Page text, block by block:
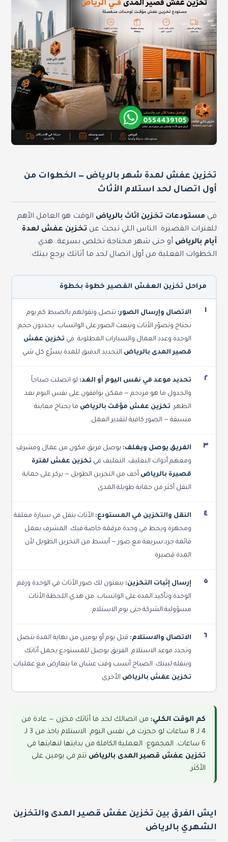
تخزين عفش لمدة شهر بالرياض — الخطوات من
أول اتصال لحد استلام الأثاث
في مستودعات تخزين اثاث بالرياض الوقت هو العامل الأهم
للفترات القصيرة. الناس اللي تبحث عن تخزين عفش لعدة
أيام بالرياض أو حتى شهر محتاجة تخلص بسرعة. هذي
الخطوات الفعلية من أول اتصال لحد ما أثاثك يرجع بيتك:
مراحل تخزين العفش القصير خطوة بخطوة
١ الاتصال وإرسال الصور: تتصل وتقولهم بالضبط كم يوم
تحتاج وتصوّر الأثاث وتبعث الصور على الواتساب. يحددون حجم
الوحدة وعدد العمال والسيارات المطلوبة. في تخزين عفش
قصير المدى بالرياض التحديد الدقيق للمدة يسرّع كل شي
٢ تحديد موعد في نفس اليوم أو الغد: لو اتصلت صباحاً
والجدول ما هو مزدحم — ممكن يوافقون على نفس اليوم بعد
الظهر. تخزين عفش مؤقت بالرياض ما يحتاج معاينة
مسبقة — الصور كافية لتقدير العمل
٣ الفريق يوصل ويغلف: يوصل فريق مكون من عمال ومشرف
ومعهم أدوات التغليف. التغليف في تخزين عفش لفترة
قصيرة بالرياض أخف من التخزين الطويل — يركز على حماية
النقل أكثر من حماية طويلة المدى
٤ النقل والتخزين في المستودع: الأثاث ينقل في سيارة مغلقة
ومجهزة ويحط في وحدة مرقمة خاصة فيك. المشرف يعمل
قائمة جرد سريعة مع صور — أبسط من التخزين الطويل لأن
المدة قصيرة
٥ إرسال إثبات التخزين: يبعتون لك صور الأثاث في الوحدة ورقم
الوحدة وتأكيد المدة على الواتساب. من هذي اللحظة الأثاث
مسؤولية الشركة حتى يوم الاستلام
٦ الاتصال والاستلام: قبل يوم أو يومين من نهاية المدة تتصل
وتحدد موعد الاستلام. الفريق يوصل للمستودع يحمل أثاثك
وينقله لبيتك. الصباح أنسب وقت عشان ما يتعارض مع عمليات
تخزين عفش بالرياض الأخرى
كم الوقت الكلي: من اتصالك لحد ما أثاثك مخزن — عادة من
4 لـ 8 ساعات لو حجزت في نفس اليوم. الاستلام ياخذ من 3 لـ
6 ساعات. المجموع: العملية الكاملة من بدايتها لنهايتها في
تخزين عفش قصير المدى بالرياض تتم في يومين على
الأكثر.
ايش الفرق بين تخزين عفش قصير المدى والتخزين
الشهري بالرياض